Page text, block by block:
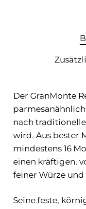
Der GranMonte
nach
wird. Aus bester
mindestens 16
einen kräftigen,
feiner Würze
Seine feste,